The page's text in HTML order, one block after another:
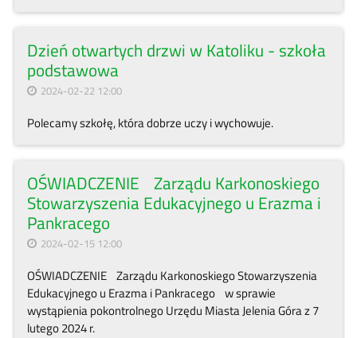
Dzień otwartych drzwi w Katoliku - szkoła
podstawowa
2024-02-22 12:00
Polecamy szkołę, która dobrze uczy i wychowuje.
OŚWIADCZENIE Zarządu Karkonoskiego
Stowarzyszenia Edukacyjnego u Erazma i
Pankracego
2024-02-15 12:00
OŚWIADCZENIE Zarządu Karkonoskiego Stowarzyszenia
Edukacyjnego u Erazma i Pankracego w sprawie
wystąpienia pokontrolnego Urzędu Miasta Jelenia Góra z 7
lutego 2024 r.